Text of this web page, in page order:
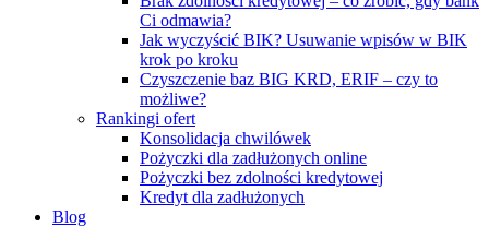
Ci odmawia?
Jak wyczyścić BIK? Usuwanie wpisów w BIK
krok po kroku
Czyszczenie baz BIG KRD, ERIF – czy to
możliwe?
Rankingi ofert
Konsolidacja chwilówek
Pożyczki dla zadłużonych online
Pożyczki bez zdolności kredytowej
Kredyt dla zadłużonych
Blog